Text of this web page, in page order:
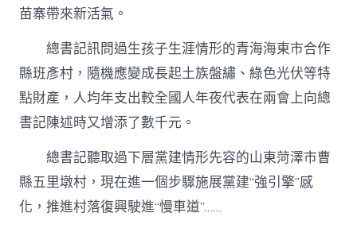
苗寨帶來新活氣。
總書記訊問過生孩子生涯情形的青海海東市合作
縣班彥村，隨機應變成長起土族盤繡、綠色光伏等特
點財產，人均年支出較全國人年夜代表在兩會上向總
書記陳述時又增添了數千元。
總書記聽取過下層黨建情形先容的山東菏澤市曹
縣五里墩村，現在進一個步驟施展黨建“強引擎”感
化，推進村落復興駛進“慢車道”……